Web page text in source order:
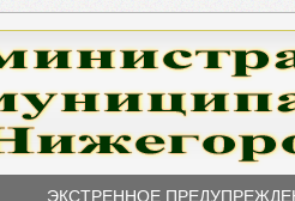
ЭКСТРЕННОЕ